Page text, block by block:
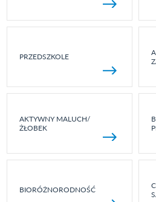
PRZEDSZKOLE
AKTYWNY MALUCH/
ŻŁOBEK
BIORÓŻNORODNOŚĆ